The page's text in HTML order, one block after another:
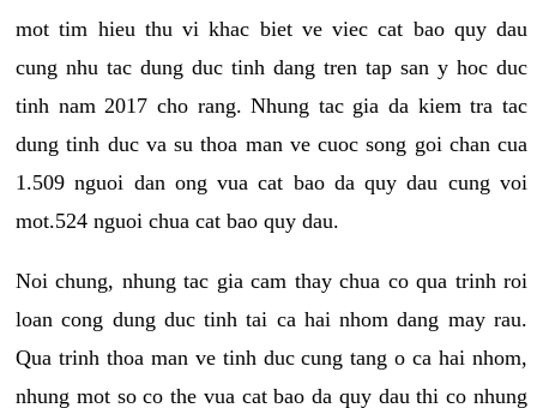
mot tim hieu thu vi khac biet ve viec cat bao quy dau
cung nhu tac dung duc tinh dang tren tap san y hoc duc
tinh nam 2017 cho rang. Nhung tac gia da kiem tra tac
dung tinh duc va su thoa man ve cuoc song goi chan cua
1.509 nguoi dan ong vua cat bao da quy dau cung voi
mot.524 nguoi chua cat bao quy dau.
Noi chung, nhung tac gia cam thay chua co qua trinh roi
loan cong dung duc tinh tai ca hai nhom dang may rau.
Qua trinh thoa man ve tinh duc cung tang o ca hai nhom,
nhung mot so co the vua cat bao da quy dau thi co nhung